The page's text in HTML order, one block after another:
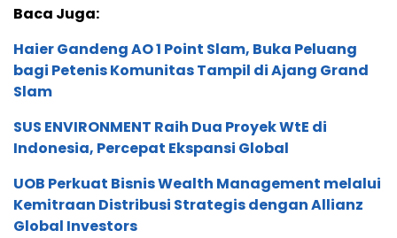
Baca Juga:
Haier Gandeng AO 1 Point Slam, Buka Peluang
bagi Petenis Komunitas Tampil di Ajang Grand
Slam
SUS ENVIRONMENT Raih Dua Proyek WtE di
Indonesia, Percepat Ekspansi Global
UOB Perkuat Bisnis Wealth Management melalui
Kemitraan Distribusi Strategis dengan Allianz
Global Investors